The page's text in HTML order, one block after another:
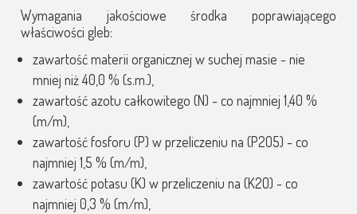
Wymagania jakościowe środka poprawiającego
właściwości gleb:
zawartość materii organicznej w suchej masie - nie
mniej niż 40,0 % (s.m.),
zawartość azotu całkowitego (N) - co najmniej 1,40 %
(m/m),
zawartość fosforu (P) w przeliczeniu na (P2O5) - co
najmniej 1,5 % (m/m),
zawartość potasu (K) w przeliczeniu na (K2O) - co
najmniej 0,3 % (m/m),